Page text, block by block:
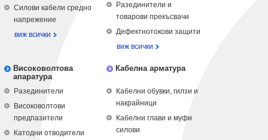
Силови кабели средно
напрежение
виж всички
Разединители и
товарови прекъсвачи
Дефектнотокови защити
виж всички
Високоволтова
апаратура
Разединители
Високоволтови
предпазители
Катодни отводители
Кабелна арматура
Кабелни обувки, гилзи и
накрайници
Кабелни глави и муфи
силови